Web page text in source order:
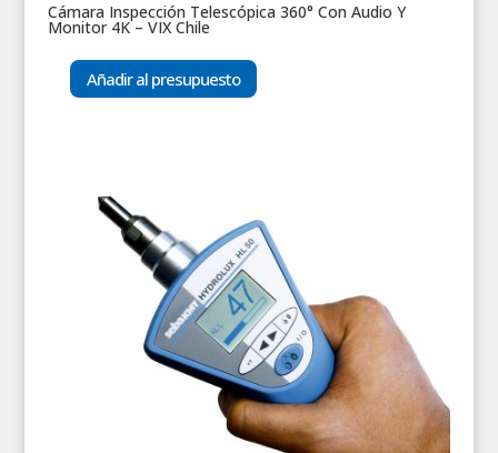
Cámara Inspección Telescópica 360° Con Audio Y
Monitor 4K – VIX Chile
Añadir al presupuesto